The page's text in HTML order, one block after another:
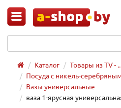
Каталог Товары из TV -
Посуда с никель-
Вазы универсальные
ваза 1-ярусная